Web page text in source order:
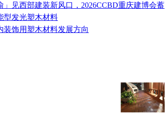
」见西部建装新风口，2026CCBD重庆建博会蓄
型发光塑木材料
装饰用塑木材料发展方向